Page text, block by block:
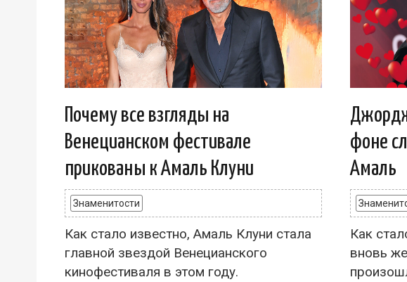
Почему все взгляды на
Венецианском фестивале
прикованы к Амаль Клуни
Знаменитости
Как стало известно, Амаль Клуни стала
главной звездой Венецианского
кинофестиваля в этом году.
фоне
Амаль
Как
вновь